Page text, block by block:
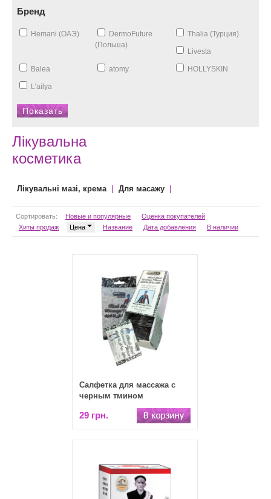
Бренд
Hemani (ОАЭ)
DermoFuture
(Польша)
Thalia (Турция)
Livesta
Balea atomy HOLLYSKIN
L’ailya
Лікувальна
косметика
Лікувальні мазі, крема | Для масажу |
Сортировать: Новые и популярные
Оценка покупателей
Хиты продаж
Цена Название Дата добавления В наличии
Салфетка для массажа с
черным тмином
29 грн.